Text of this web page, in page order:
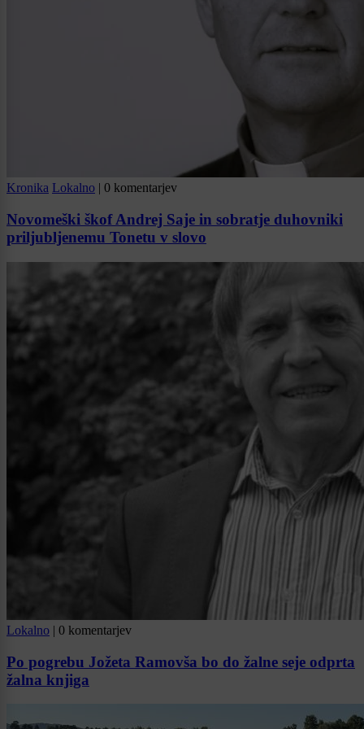
Kronika Lokalno | 0 komentarjev
Novomeški škof Andrej Saje in sobratje duhovniki
priljubljenemu Tonetu v slovo
Lokalno | 0 komentarjev
Po pogrebu Jožeta Ramovša bo do žalne seje odprta
žalna knjiga